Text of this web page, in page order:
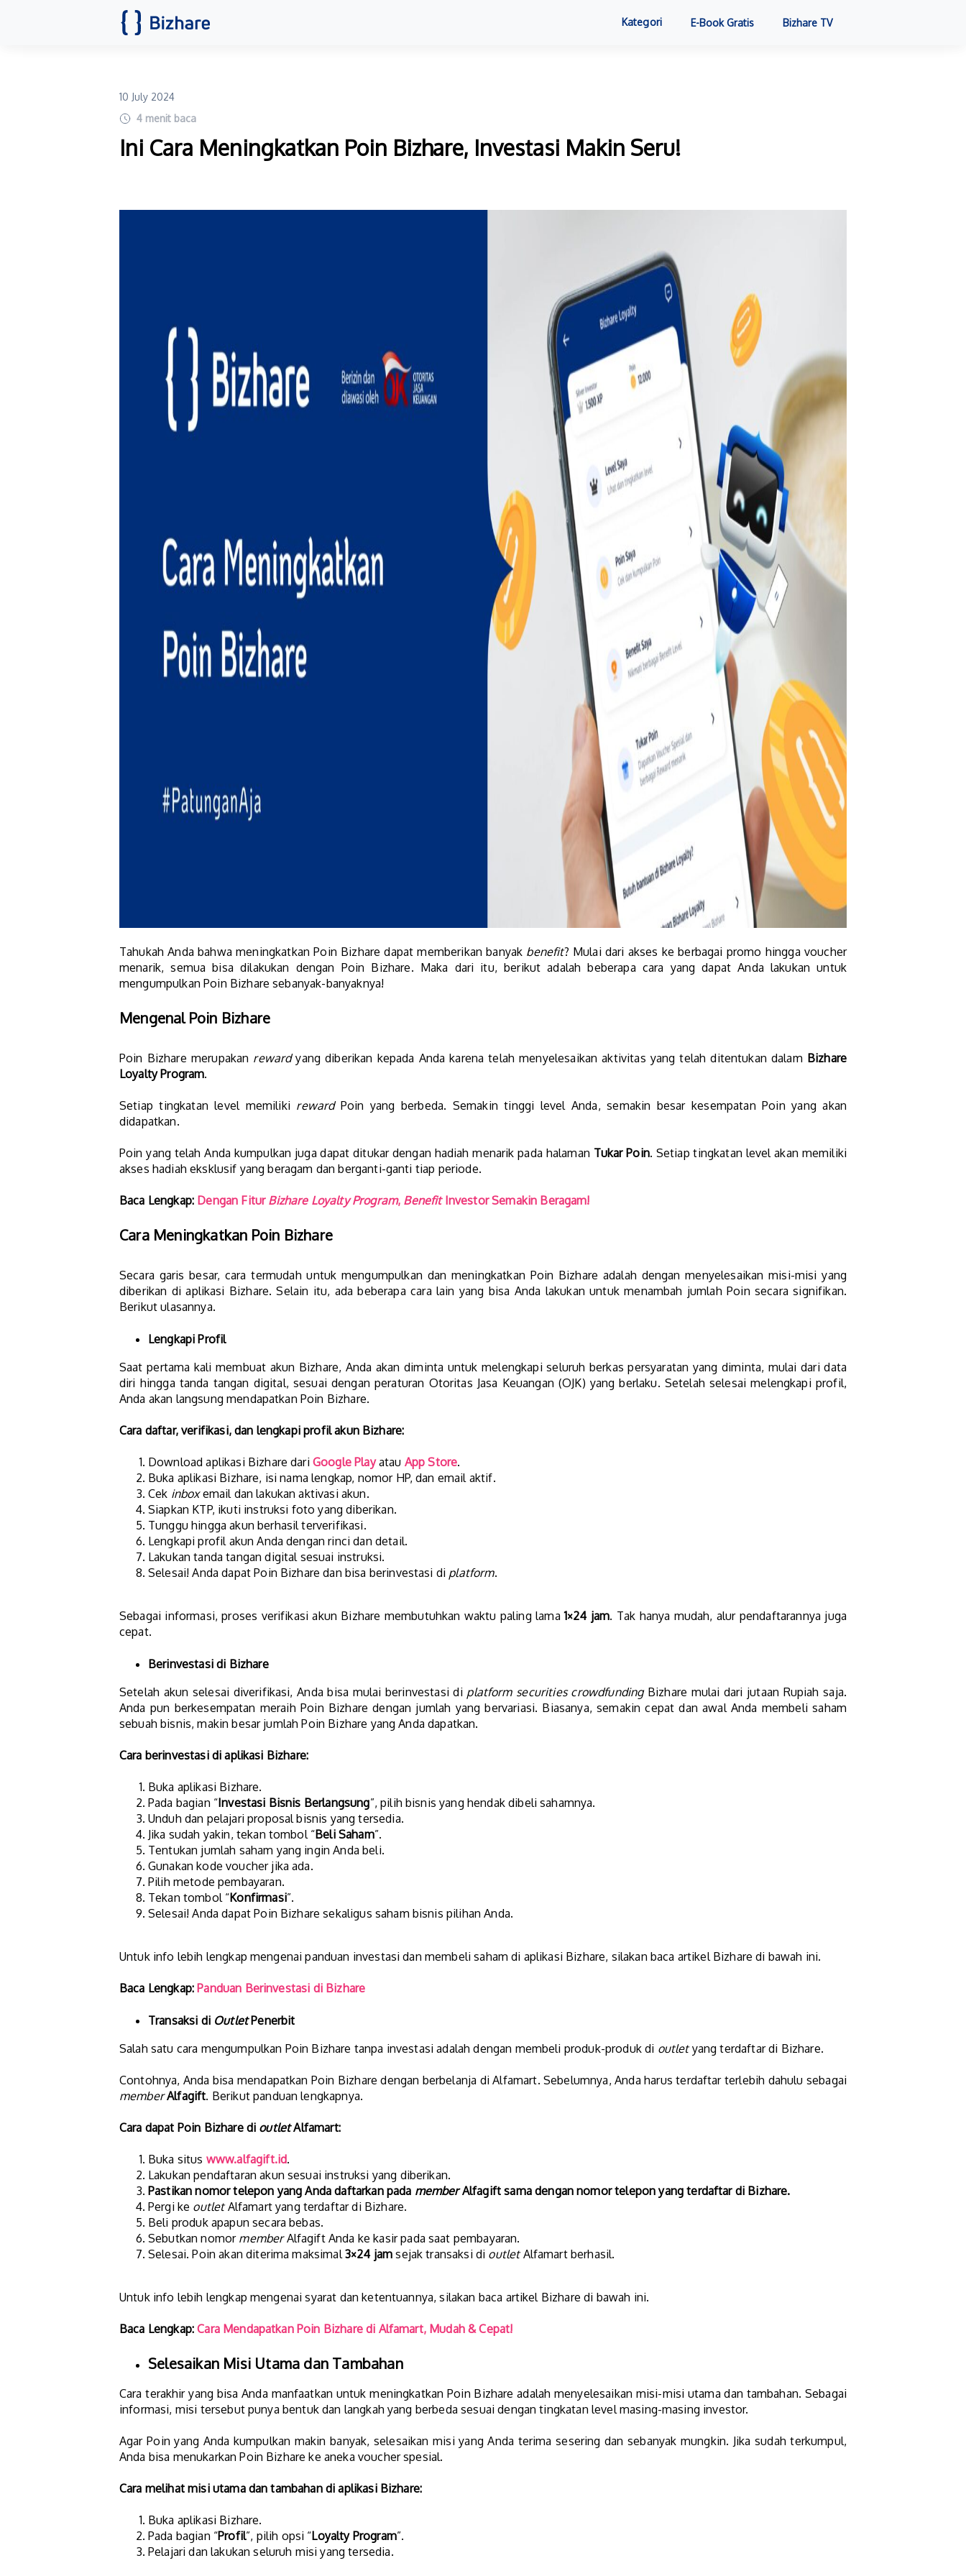
Kategori E-Book Gratis Bizhare TV
10 July 2024
4 menit baca
Ini Cara Meningkatkan Poin Bizhare, Investasi Makin Seru!
Tahukah Anda bahwa meningkatkan Poin Bizhare dapat memberikan banyak benefit? Mulai dari akses ke berbagai promo hingga voucher
menarik, semua bisa dilakukan dengan Poin Bizhare. Maka dari itu, berikut adalah beberapa cara yang dapat Anda lakukan untuk
mengumpulkan Poin Bizhare sebanyak-banyaknya!
Mengenal Poin Bizhare
Poin Bizhare merupakan rewardyang diberikan kepada Anda karena telah menyelesaikan aktivitas yang telah ditentukan dalam Bizhare
Loyalty Program.
Setiap tingkatan level memiliki rewardPoin yang berbeda. Semakin tinggi level Anda, semakin besar kesempatan Poin yang akan
didapatkan.
Poin yang telah Anda kumpulkan juga dapat ditukar dengan hadiah menarik pada halaman Tukar Poin. Setiap tingkatan level akan memiliki
akses hadiah eksklusif yang beragam dan berganti-ganti tiap periode.
Baca Lengkap: Dengan Fitur Bizhare Loyalty Program, BenefitInvestor Semakin Beragam!
Cara Meningkatkan Poin Bizhare
Secara garis besar, cara termudah untuk mengumpulkan dan meningkatkan Poin Bizhare adalah dengan menyelesaikan misi-misi yang
diberikan di aplikasi Bizhare. Selain itu, ada beberapa cara lain yang bisa Anda lakukan untuk menambah jumlah Poin secara signifikan.
Berikut ulasannya.
Lengkapi Profil
Saat pertama kali membuat akun Bizhare, Anda akan diminta untuk melengkapi seluruh berkas persyaratan yang diminta, mulai dari data
diri hingga tanda tangan digital, sesuai dengan peraturan Otoritas Jasa Keuangan (OJK) yang berlaku. Setelah selesai melengkapi profil,
Anda akan langsung mendapatkan Poin Bizhare.
Cara daftar, verifikasi, dan lengkapi profil akun Bizhare:
Download aplikasi Bizhare dari Google Playatau App Store.
Buka aplikasi Bizhare, isi nama lengkap, nomor HP, dan email aktif.
Cek inboxemail dan lakukan aktivasi akun.
Siapkan KTP, ikuti instruksi foto yang diberikan.
Tunggu hingga akun berhasil terverifikasi.
Lengkapi profil akun Anda dengan rinci dan detail.
Lakukan tanda tangan digital sesuai instruksi.
Selesai! Anda dapat Poin Bizhare dan bisa berinvestasi di platform.
Sebagai informasi, proses verifikasi akun Bizhare membutuhkan waktu paling lama1×24 jam. Tak hanya mudah, alur pendaftarannya juga
cepat.
Berinvestasi di Bizhare
Setelah akun selesai diverifikasi, Anda bisa mulai berinvestasi di platform securities crowdfundingBizhare mulai dari jutaan Rupiah saja.
Anda pun berkesempatan meraih Poin Bizhare dengan jumlah yang bervariasi. Biasanya, semakin cepat dan awal Anda membeli saham
sebuah bisnis, makin besar jumlah Poin Bizhare yang Anda dapatkan.
Cara berinvestasi di aplikasi Bizhare:
Buka aplikasi Bizhare.
Pada bagian “Investasi Bisnis Berlangsung”, pilih bisnis yang hendak dibeli sahamnya.
Unduh dan pelajari proposal bisnis yang tersedia.
Jika sudah yakin, tekan tombol “Beli Saham”.
Tentukan jumlah saham yang ingin Anda beli.
Gunakan kode voucher jika ada.
Pilih metode pembayaran.
Tekan tombol “Konfirmasi”.
Selesai! Anda dapat Poin Bizhare sekaligus saham bisnis pilihan Anda.
Untuk info lebih lengkap mengenai panduan investasi dan membeli saham di aplikasi Bizhare, silakan baca artikel Bizhare di bawah ini.
Baca Lengkap: Panduan Berinvestasi di Bizhare
Transaksi di OutletPenerbit
Salah satu cara mengumpulkan Poin Bizhare tanpa investasi adalah dengan membeli produk-produk di outletyang terdaftar di Bizhare.
Contohnya, Anda bisa mendapatkan Poin Bizhare dengan berbelanja di Alfamart. Sebelumnya, Anda harus terdaftar terlebih dahulu sebagai
member Alfagift. Berikut panduan lengkapnya.
Cara dapat Poin Bizhare di outletAlfamart:
Buka situs www.alfagift.id.
Lakukan pendaftaran akun sesuai instruksi yang diberikan.
Pastikan nomor telepon yang Anda daftarkan pada memberAlfagift sama dengan nomor telepon yang terdaftar di Bizhare.
Pergi ke outletAlfamart yang terdaftar di Bizhare.
Beli produk apapun secara bebas.
Sebutkan nomor memberAlfagift Anda ke kasir pada saat pembayaran.
Selesai. Poin akan diterima maksimal3×24 jam sejak transaksi di outletAlfamart berhasil.
Untuk info lebih lengkap mengenai syarat dan ketentuannya, silakan baca artikel Bizhare di bawah ini.
Baca Lengkap:Cara Mendapatkan Poin Bizhare di Alfamart, Mudah & Cepat!
Selesaikan Misi Utama dan Tambahan
Cara terakhir yang bisa Anda manfaatkan untuk meningkatkan Poin Bizhare adalah menyelesaikan misi-misi utama dan tambahan. Sebagai
informasi, misi tersebut punya bentuk dan langkah yang berbeda sesuai dengan tingkatan level masing-masing investor.
Agar Poin yang Anda kumpulkan makin banyak, selesaikan misi yang Anda terima sesering dan sebanyak mungkin. Jika sudah terkumpul,
Anda bisa menukarkan Poin Bizhare ke aneka voucher spesial.
Cara melihat misi utama dan tambahan di aplikasi Bizhare:
Buka aplikasi Bizhare.
Pada bagian “Profil”, pilih opsi “Loyalty Program”.
Pelajari dan lakukan seluruh misi yang tersedia.